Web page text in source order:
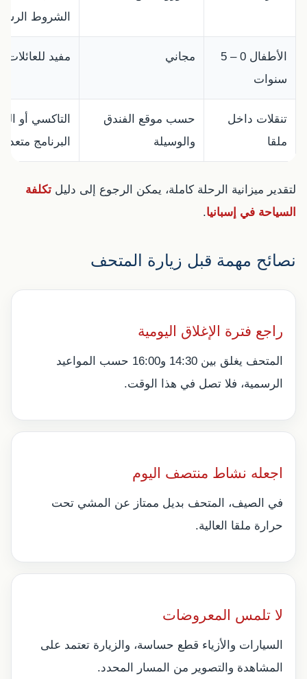
الشروط
الأطفال 0 – 5
سنوات
مجاني مفيد
تنقلات داخل
ملقا
حسب موقع الفندق
والوسيلة
التاكسي أو
البرنامج
لتقدير ميزانية الرحلة كاملة، يمكن الرجوع إلى دليل تكلفة
السياحة في إسبانيا.
نصائح مهمة قبل زيارة المتحف
راجع فترة الإغلاق اليومية
المتحف يغلق بين 14:30 و16:00 حسب المواعيد
الرسمية، فلا تصل في هذا الوقت.
اجعله نشاط منتصف اليوم
في الصيف، المتحف بديل ممتاز عن المشي تحت
حرارة ملقا العالية.
لا تلمس المعروضات
السيارات والأزياء قطع حساسة، والزيارة تعتمد على
المشاهدة والتصوير من المسار المحدد.